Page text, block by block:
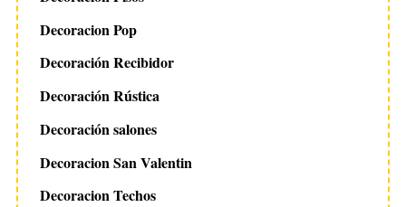
Decoracion Pop
Decoración Recibidor
Decoración Rústica
Decoración salones
Decoracion San Valentin
Decoracion Techos